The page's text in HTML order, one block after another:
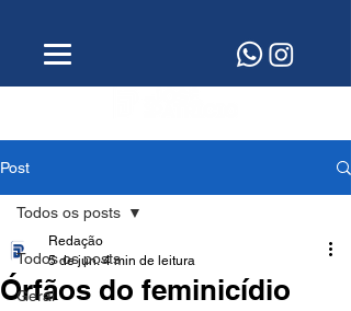
Post
Todos os posts
Geral
Todos os posts
Órfãos do feminicídio
Redação
5 de jun. 4 min de leitura